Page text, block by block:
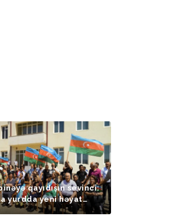
qayıdışın sevinci:
yurdda yeni həyat